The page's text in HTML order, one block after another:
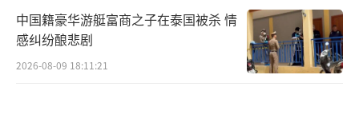
中国籍豪华游艇富商之子在泰国被杀 情
感纠纷酿悲剧
2026-08-09 18:11:21